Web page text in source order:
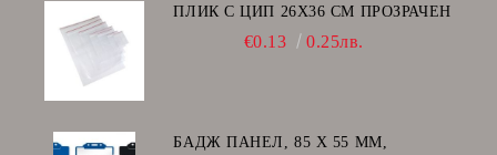
ПЛИК С ЦИП 26X36 CM ПРОЗРАЧЕН
€0.13 0.25лв.
БАДЖ ПАНЕЛ, 85 Х 55 ММ,